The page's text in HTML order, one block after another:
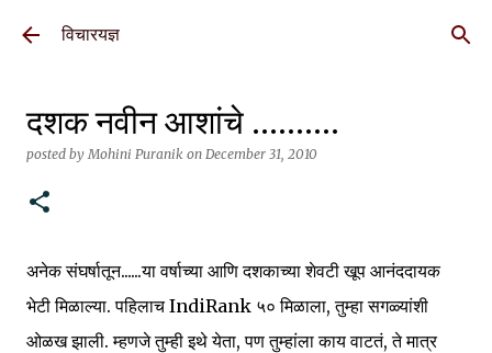
विचारयज्ञ
दशक नवीन आशांचे ..........
posted byMohini Puranik on December 31, 2010
अनेक संघर्षातून......या वर्षाच्या आणि दशकाच्या शेवटी खूप आनंददायक
भेटी मिळाल्या. पहिलाच IndiRank ५० मिळाला, तुम्हा सगळ्यांशी
ओळख झाली. म्हणजे तुम्ही इथे येता, पण तुम्हांला काय वाटतं, ते मात्र